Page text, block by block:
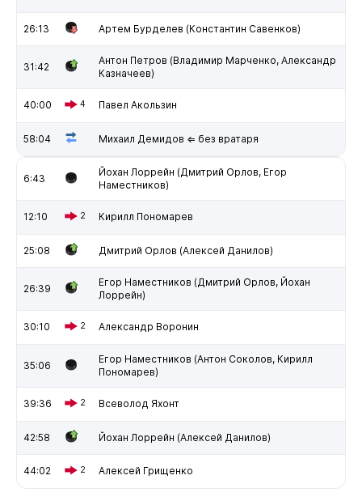
26:13 Артем Бурделев (Константин Савенков)
31:42
Антон Петров (Владимир Марченко, Александр
Казначеев)
40:00 4 Павел Акользин
58:04 Михаил Демидов ⇐ без вратаря
6:43
Йохан Лоррейн (Дмитрий Орлов, Егор
Наместников)
12:10 2 Кирилл Пономарев
25:08 Дмитрий Орлов (Алексей Данилов)
26:39
Егор Наместников (Дмитрий Орлов, Йохан
Лоррейн)
30:10 2 Александр Воронин
35:06
Егор Наместников (Антон Соколов, Кирилл
Пономарев)
39:36 2 Всеволод Яхонт
42:58 Йохан Лоррейн (Алексей Данилов)
44:02 2 Алексей Грищенко